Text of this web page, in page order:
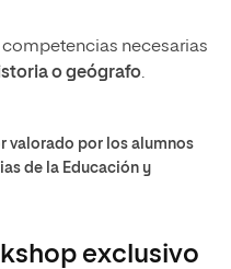
necesarias
o geógrafo.
valorado por los alumnos
de la Educación y
exclusivo